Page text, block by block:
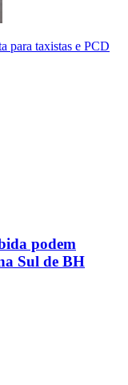
para taxistas e PCD
podem
Sul de BH